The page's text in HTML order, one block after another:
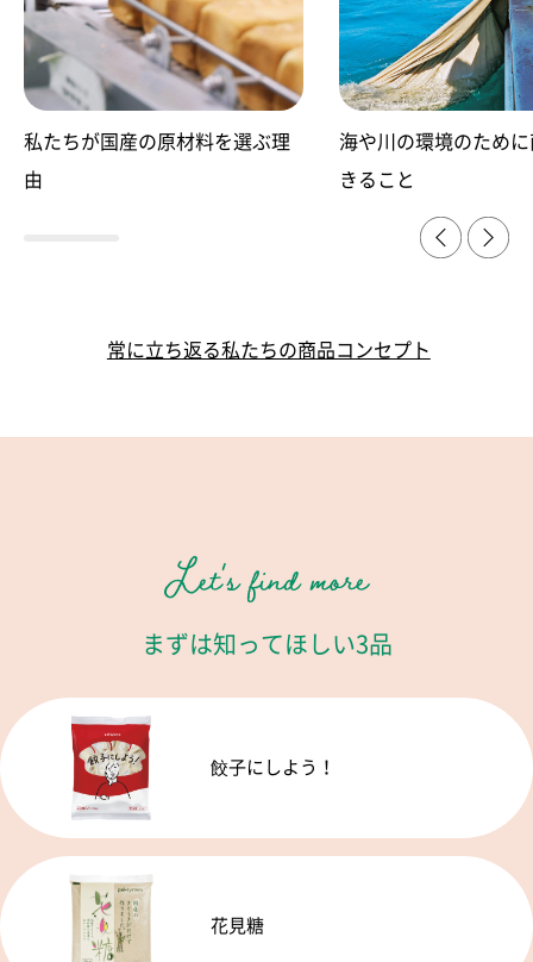
私たちが国産の原材料を選ぶ理
由
海や川の環境のため
きること
常に立ち返る私たちの商品コンセプト
まずは知ってほしい3品
餃子にしよう！
花見糖